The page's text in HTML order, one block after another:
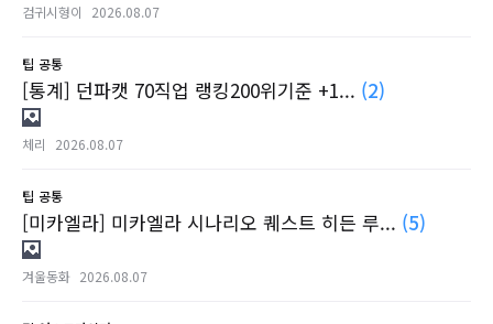
검귀시형이 2026.08.07
팁 공통
[통계] 던파캣 70직업 랭킹200위기준 +1... (2)
체리 2026.08.07
팁 공통
[미카엘라] 미카엘라 시나리오 퀘스트 히든 루... (5)
겨울동화 2026.08.07